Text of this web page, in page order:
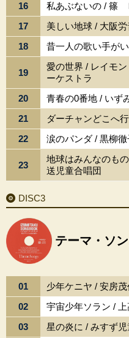
16
私あぶないの / 篠
17
美しい地球 / 大阪
18
昔一人の歌い手が
19
愛の世界 / レイモ
ーケストラ
20
青春の0番地 / いず
21
ダーチャンどこへ
22
涙のパンダ / 黒柳徹
23
地球はみんなのも
送児童合唱団
DISC3
テーマ・ソ
01
少年ケニヤ / 安房
02
宇宙少年ソラン /
03
星の炎に / みすず